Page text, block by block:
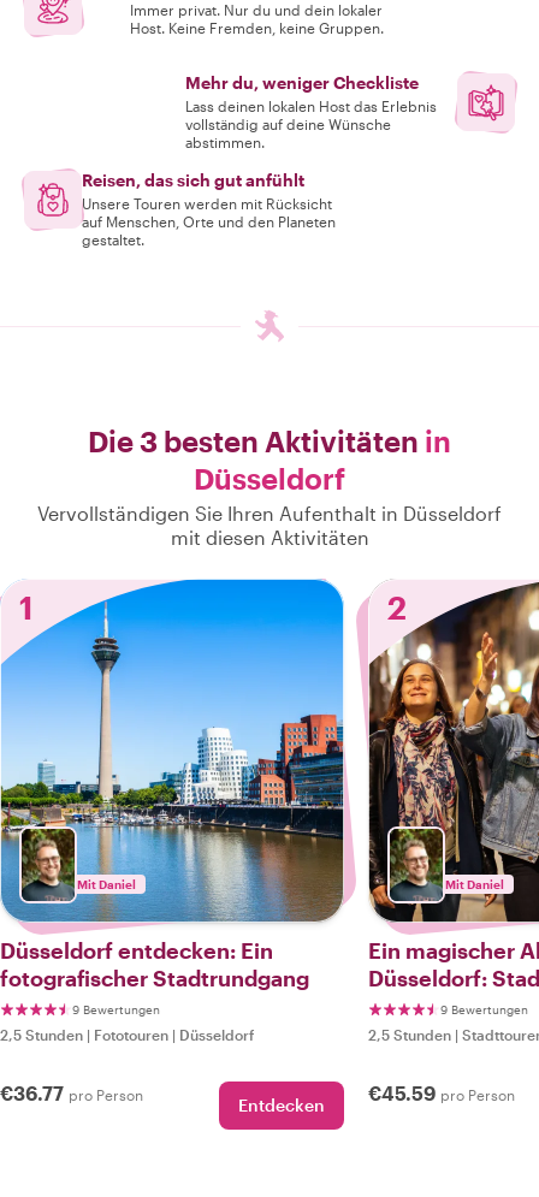
Immer privat. Nur du und dein lokaler
Host. Keine Fremden, keine Gruppen.
Mehr du, weniger Checkliste
Lass deinen lokalen Host das Erlebnis
vollständig auf deine Wünsche
abstimmen.
Reisen, das sich gut anfühlt
Unsere Touren werden mit Rücksicht
auf Menschen, Orte und den Planeten
gestaltet.
Die 3 besten Aktivitäten in
Düsseldorf
Vervollständigen Sie Ihren Aufenthalt in Düsseldorf
mit diesen Aktivitäten
1
Mit Daniel
Düsseldorf entdecken: Ein
fotografischer Stadtrundgang
9 Bewertungen
2,5 Stunden | Fototouren | Düsseldorf
€36.77 pro Person Entdecken
2
Mit Daniel
Ein magischer
Düsseldorf:
9 Bewertungen
2,5 Stunden |
€45.59 pro Person